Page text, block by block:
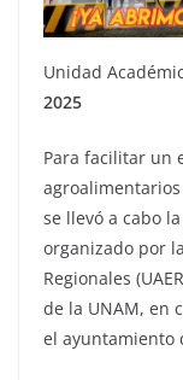
Unidad
2025
Para facilitar un
se llevó a cabo
organizado por
Regionales
de la UNAM, en
el ayuntamiento